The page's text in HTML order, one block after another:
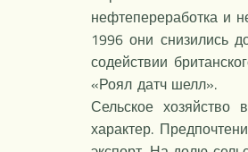
нефтепереработка и
1996 они снизились
содействии
«Роял датч шелл».
Сельское хозяйство
характер.